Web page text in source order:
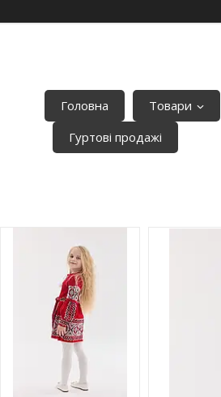
Головна Товари
Гуртові продажі